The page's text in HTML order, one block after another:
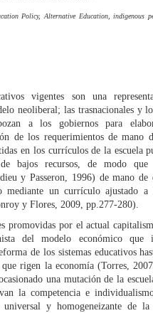
Policy, Alternative Education, indigenous
vigentes son una
neoliberal; las trasnacionales y
a los gobiernos para
de los requerimientos de mano
en los currículos de la escuela
bajos recursos, de modo que
y Passeron, 1996) de mano de
mediante un currículo ajustado
y Flores, 2009, pp.277-280).
promovidas por el actual
del modelo económico
de los sistemas educativos
que rigen la economía (Torres,
una mutación de la
la competencia e
universal y homogeneizante de